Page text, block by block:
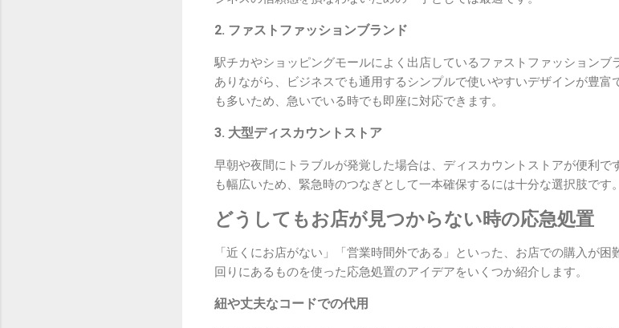
2. ファストファッションブランド
駅チカやショッピングモールによく出店しているファストファッション
ありながら、ビジネスでも通用するシンプルで使いやすいデザインが豊
も多いため、急いでいる時でも即座に対応できます。
3. 大型ディスカウントストア
早朝や夜間にトラブルが発覚した場合は、ディスカウントストアが便利で
も幅広いため、緊急時のつなぎとして一本確保するには十分な選択肢です。
どうしてもお店が見つからない時の応急処置
「近くにお店がない」「営業時間外である」といった、お店での購入が
回りにあるものを使った応急処置のアイデアをいくつか紹介します。
紐や丈夫なコードでの代用